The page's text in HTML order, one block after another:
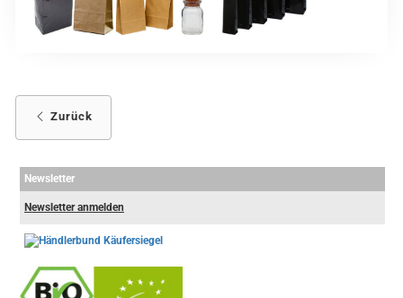
Zurück
Newsletter
Newsletter anmelden